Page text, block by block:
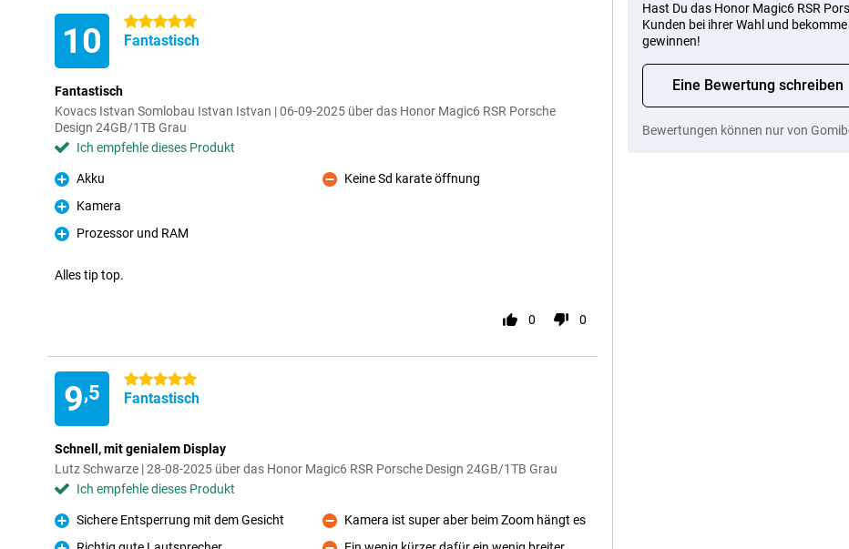
10 5 Sterne
Fantastisch
Fantastisch
Kovacs Istvan Somlobau Istvan Istvan | 06-09-2025 über das Honor Magic6 RSR Porsche
Design 24GB/1TB Grau
Ich empfehle dieses Produkt
Pro
Akku
Pro
Kamera
Pro
Prozessor und RAM
Kontra
Keine Sd karate öffnung
Alles tip top.
0 0
9,5
5 Sterne
Fantastisch
Schnell, mit genialem Display
Lutz Schwarze | 28-08-2025 über das Honor Magic6 RSR Porsche Design 24GB/1TB Grau
Ich empfehle dieses Produkt
Pro
Sichere Entsperrung mit dem Gesicht
Kontra
Kamera ist super aber beim Zoom hängt es
Hast Du das Honor Magic6 RSR
Kunden bei ihrer Wahl und bekomme
gewinnen!
Eine Bewertung schreiben
Bewertungen können nur von